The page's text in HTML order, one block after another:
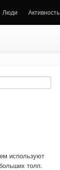
Люди Активность
используют
толп.